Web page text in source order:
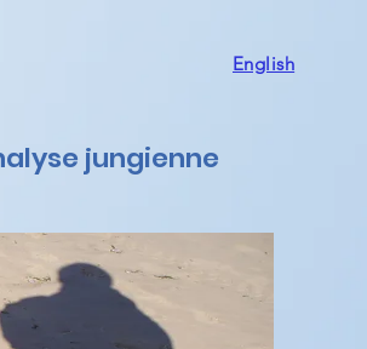
English
jungienne